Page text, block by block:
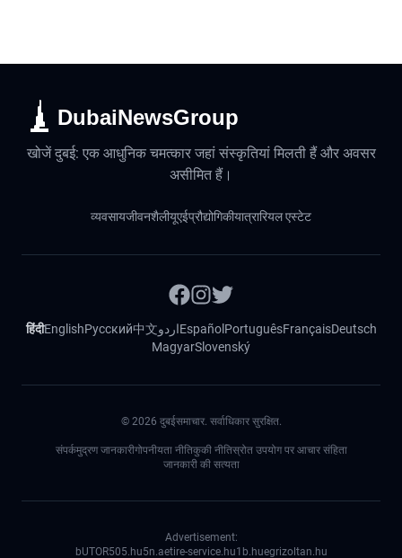
DubaiNewsGroup
खोजें दुबई: एक आधुनिक चमत्कार जहां संस्कृतियां मिलती हैं और अवसर
असीमित हैं।
व्यवसायजीवनशैलीयूएईप्रौद्योगिकीयात्रारियल एस्टेट
हिंदीEnglishРусский中文اردوEspañol PortuguêsFrançaisDeutsch
MagyarSlovenský
© 2026 दुबईसमाचार. सर्वाधिकार सुरक्षित.
संपर्कमुद्रण जानकारीगोपनीयता नीतिकुकी नीतिस्रोत उपयोग पर आचार संहिता
जानकारी की सत्यता
Advertisement:
bUTOR505.hu5n.aetire-service.hu1b.huegrizoltan.hu